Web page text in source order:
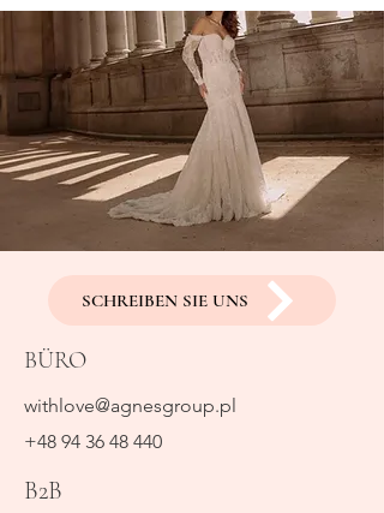
SCHREIBEN SIE UNS
BÜRO
withlove@agnesgroup.pl
+48 94 36 48 440
B2B